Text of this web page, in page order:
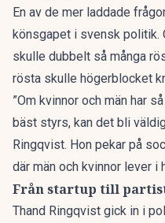
En av de mer laddade
könsgapet i svensk politik.
skulle dubbelt så många
rösta skulle högerblocket
”Om kvinnor och män har
bäst styrs, kan det bli
Ringqvist. Hon pekar på
där män och kvinnor lever
Från startup till
Thand Ringqvist gick in i